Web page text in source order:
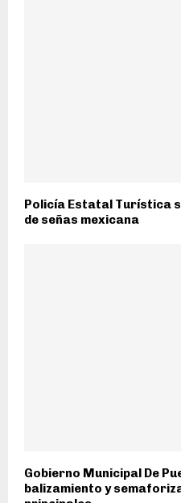
Policía Estatal Turística
de señas mexicana
Gobierno Municipal De
balizamiento y